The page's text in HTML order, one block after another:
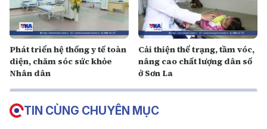
Phát triển hệ thống y tế toàn
diện, chăm sóc sức khỏe
Nhân dân
Cải thiện thể trạng, tầm vóc,
nâng cao chất lượng dân số
ở Sơn La
TIN CÙNG CHUYÊN MỤC